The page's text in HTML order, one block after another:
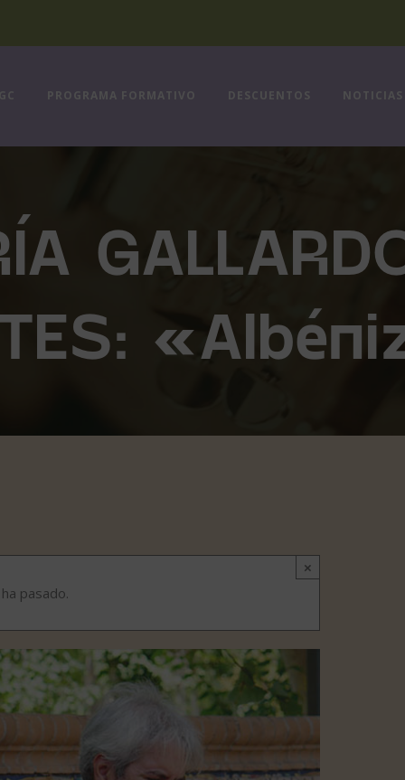
PROGRAMA FORMATIVO DESCUENTOS NOTICIAS
×
pasado.